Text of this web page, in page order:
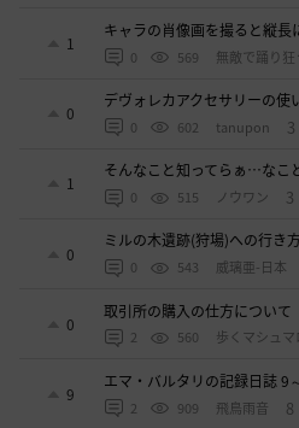
1
キャラの肖像画を撮ると縦長
0 569 無敵で踊り狂
0
デヴォレカアクセサリーの使
0 602 tanupon
1
そんなこと知ってらぁ…なこ
0 515 ノウワン 3
0
ミルの木遺跡(狩場)への行き
0 543 威璃亜-日本
0
取引所の購入の仕方について
2 560 歩くマシュ
9
エマ・バルタリの記録日誌 9
2 909 飛鳥雨音 8